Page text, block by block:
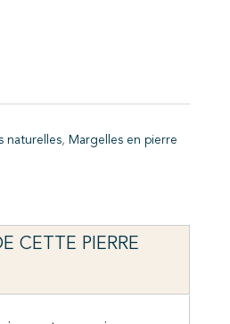
naturelles, Margelles en pierre
CETTE PIERRE